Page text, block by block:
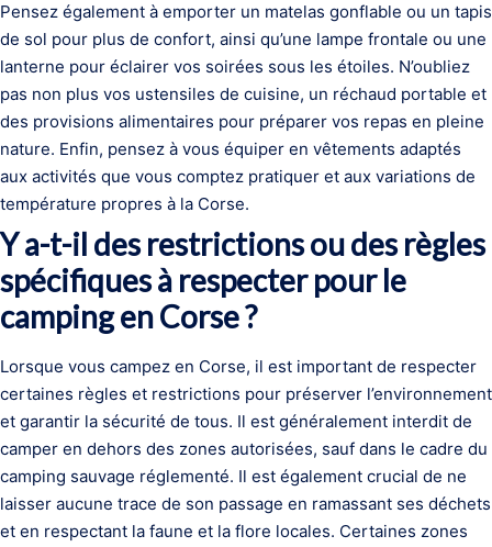
Pensez également à emporter un matelas gonflable ou un tapis
de sol pour plus de confort, ainsi qu’une lampe frontale ou une
lanterne pour éclairer vos soirées sous les étoiles. N’oubliez
pas non plus vos ustensiles de cuisine, un réchaud portable et
des provisions alimentaires pour préparer vos repas en pleine
nature. Enfin, pensez à vous équiper en vêtements adaptés
aux activités que vous comptez pratiquer et aux variations de
température propres à la Corse.
Y a-t-il des restrictions ou des règles
spécifiques à respecter pour le
camping en Corse ?
Lorsque vous campez en Corse, il est important de respecter
certaines règles et restrictions pour préserver l’environnement
et garantir la sécurité de tous. Il est généralement interdit de
camper en dehors des zones autorisées, sauf dans le cadre du
camping sauvage réglementé. Il est également crucial de ne
laisser aucune trace de son passage en ramassant ses déchets
et en respectant la faune et la flore locales. Certaines zones